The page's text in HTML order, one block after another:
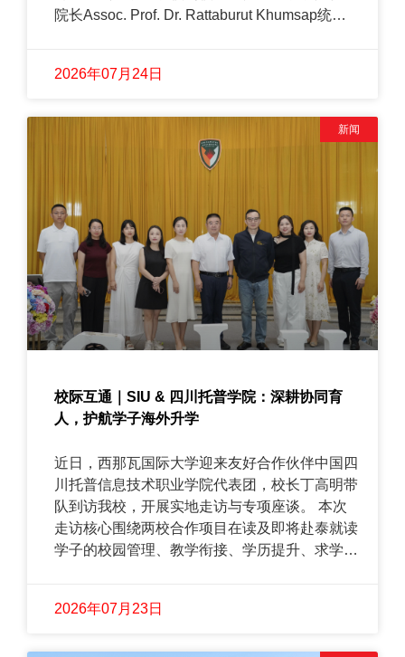
院长Assoc. Prof. Dr. Rattaburut Khumsap统筹
2026年07月24日
新闻
校际互通｜SIU & 四川托普学院：深耕协同育
人，护航学子海外升学
近日，西那瓦国际大学迎来友好合作伙伴中国四
川托普信息技术职业学院代表团，校长丁高明带
队到访我校，开展实地走访与专项座谈。 本次
走访核心围绕两校合作项目在读及即将赴泰就读
学子的校园管理、教学衔接、学历提升、求学保
连读升学通道，全力为学子海外求学、学历进阶
2026年07月23日